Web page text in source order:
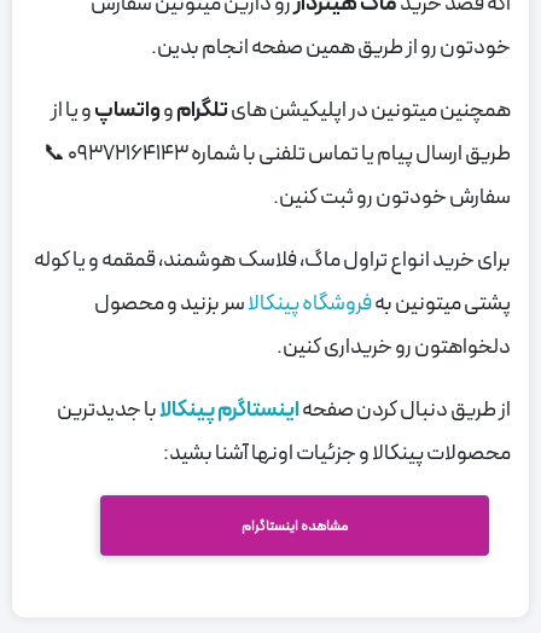
خودتون رو از طریق همین صفحه انجام بدین.
همچنین میتونین در اپلیکیشن هایتلگراموواتساپو یا از
طریق ارسال پیام یا تماس تلفنی با شماره 09372164143
📞
سفارش خودتون روثبت کنین.
برای خرید انواع تراول ماگ، فلاسک هوشمند، قمقمه و یا کوله
پشتی میتونین بهفروشگاه پینکالاسر بزنید و محصول
دلخواهتون رو خریداری کنین.
از طریق دنبال کردن صفحهاینستاگرم پینکالابا جدیدترین
محصولات پینکالا و جزئیات اونها آشنا بشید:
مشاهده اینستاگرام